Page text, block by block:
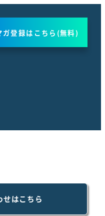
ガ登録はこちら(無料)
せはこちら